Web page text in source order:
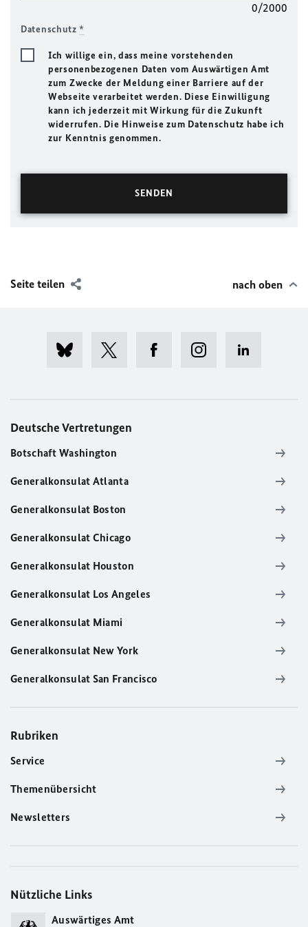
0/2000
Datenschutz*
Ich willige ein, dass meine vorstehenden
personenbezogenen Daten vom Auswärtigen Amt
zum Zwecke der Meldung einer Barriere auf der
Webseite verarbeitet werden. Diese Einwilligung
kann ich jederzeit mit Wirkung für die Zukunft
widerrufen. Die Hinweise zum Datenschutz habe ich
zur Kenntnis genommen.
Seite teilen nach oben
Deutsche Vertretungen
Botschaft Washington
Generalkonsulat Atlanta
Generalkonsulat Boston
Generalkonsulat Chicago
Generalkonsulat Houston
Generalkonsulat Los Angeles
Generalkonsulat Miami
Generalkonsulat New York
Generalkonsulat San Francisco
Rubriken
Service
Themenübersicht
Newsletters
Nützliche Links
Auswärtiges Amt